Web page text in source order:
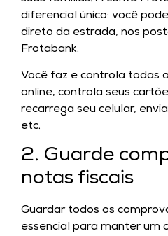
diferencial único: você
direto da estrada, nos
Frotabank.
Você faz e controla todas
online, controla seus
recarrega seu celular,
etc.
2. Guarde
notas fiscais
Guardar todos os
essencial para manter um